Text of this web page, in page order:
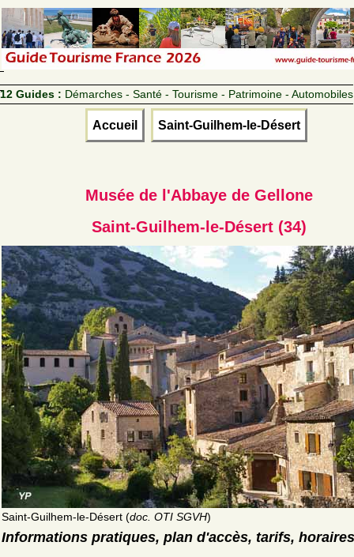
12 Guides : Démarches - Santé - Tourisme - Patrimoine - Automobiles
Accueil Saint-Guilhem-le-Désert
Musée de l'Abbaye de Gellone
Saint-Guilhem-le-Désert (34)
Saint-Guilhem-le-Désert (doc. OTI SGVH)
Informations pratiques, plan d'accès, tarifs, horaires